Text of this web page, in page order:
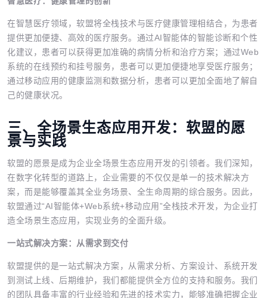
在智慧医疗领域，软盟将全栈技术与医疗健康管理相结合，为患者
提供更加便捷、高效的医疗服务。通过AI智能体的智能诊断和个性
化建议，患者可以获得更加准确的病情分析和治疗方案；通过Web
系统的在线预约和挂号服务，患者可以更加便捷地享受医疗服务；
通过移动应用的健康监测和数据分析，患者可以更加全面地了解自
己的健康状况。
三、全场景生态应用开发：软盟的愿
景与实践
软盟的愿景是成为企业全场景生态应用开发的引领者。我们深知，
在数字化转型的道路上，企业需要的不仅仅是单一的技术解决方
案，而是能够覆盖其全业务场景、全生命周期的综合服务。因此，
软盟通过“AI智能体+Web系统+移动应用”全栈技术开发，为企业打
造全场景生态应用，实现业务的全面升级。
一站式解决方案：从需求到交付
软盟提供的是一站式解决方案，从需求分析、方案设计、系统开发
到测试上线、后期维护，我们都能提供全方位的支持和服务。我们
的团队具备丰富的行业经验和先进的技术实力，能够准确把握企业